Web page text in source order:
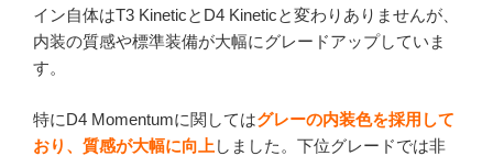
イン自体はT3 KineticとD4 Kineticと変わりありませんが、
内装の質感や標準装備が大幅にグレードアップしていま
す。
特にD4 Momentumに関してはグレーの内装色を採用して
おり、質感が大幅に向上 しました。下位グレードでは非